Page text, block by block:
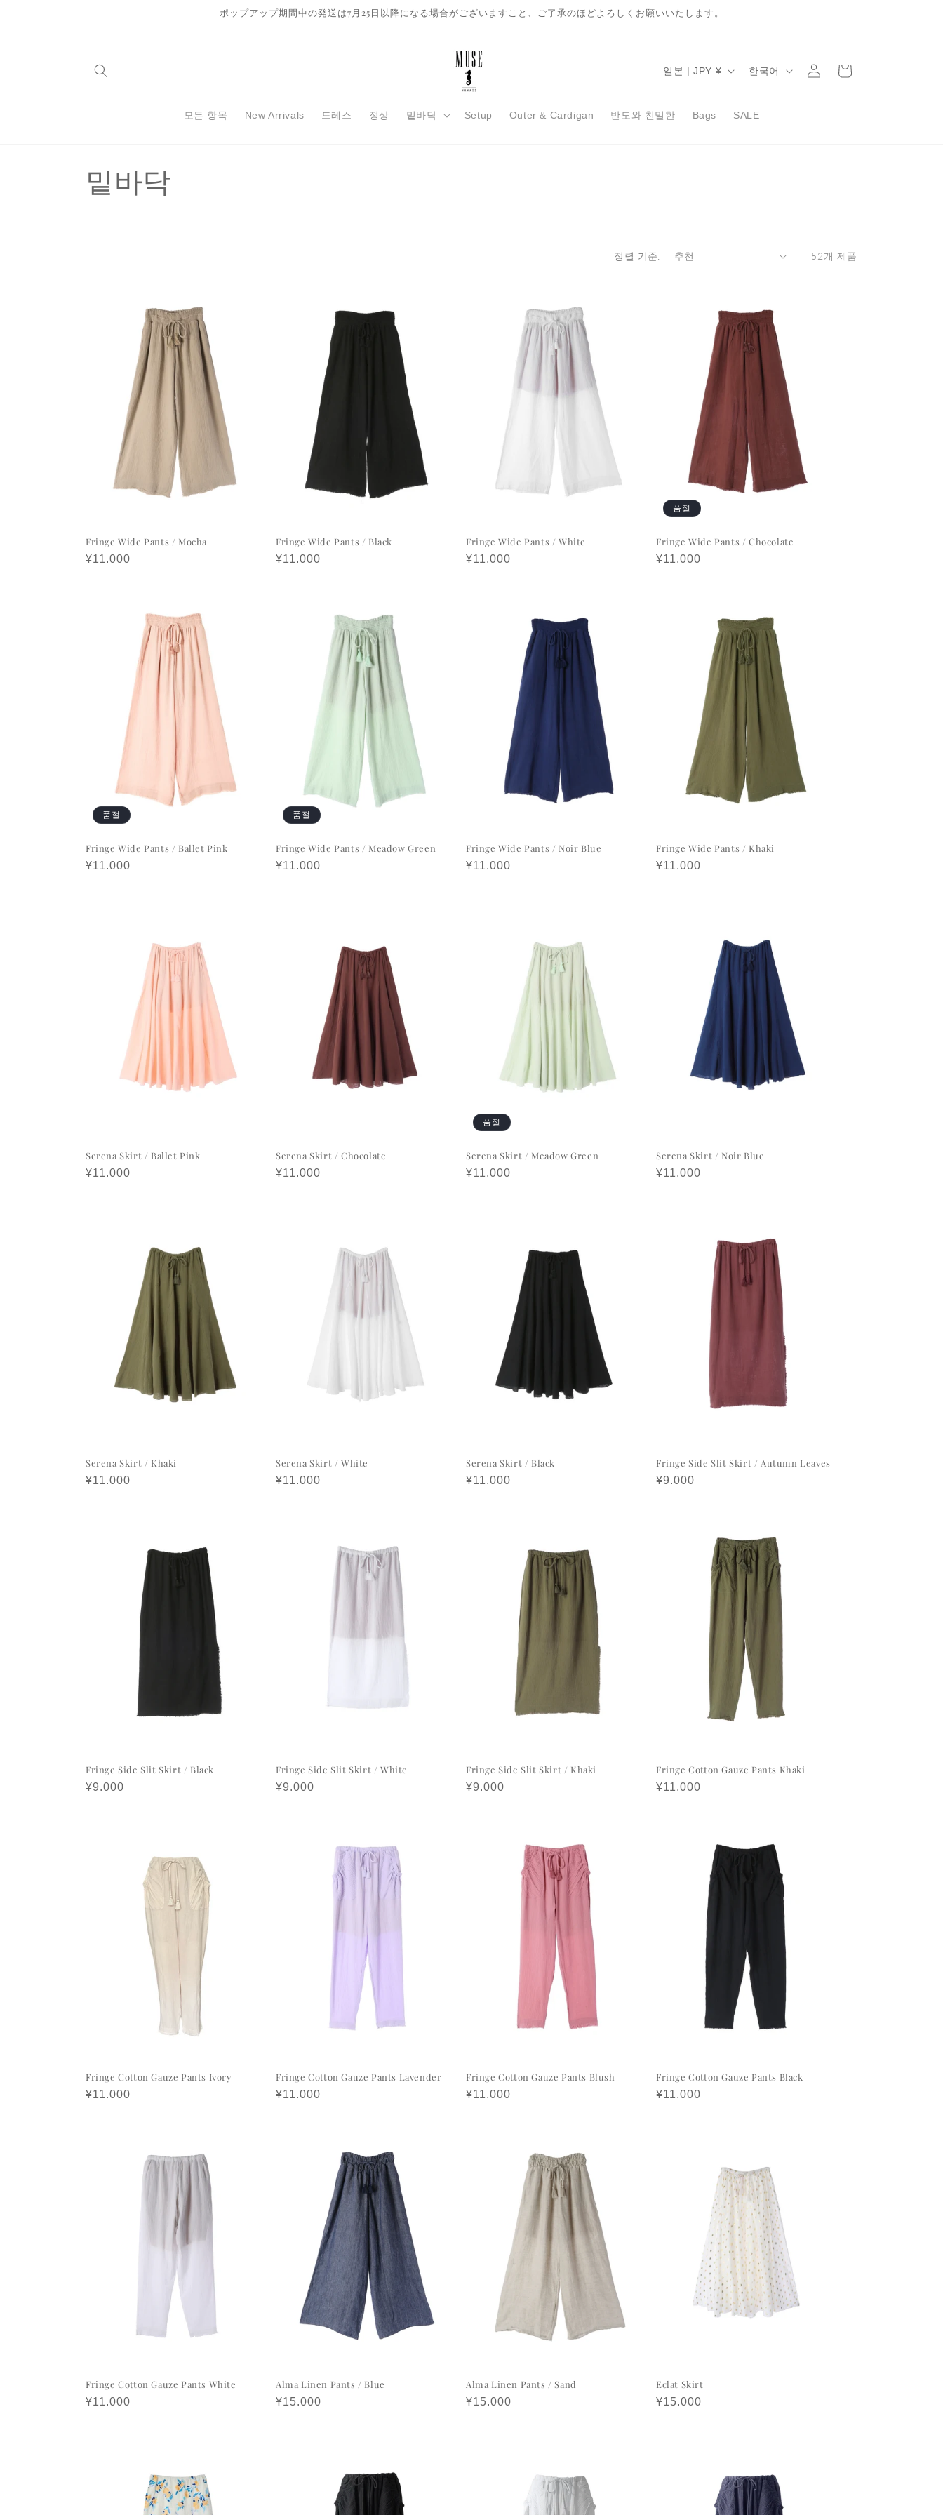
ポップアップ期間中の発送は7月25日以降になる場合がございますこと、ご了承のほどよろしくお願いいたします。
모든 항목 New Arrivals 드레스 정상 밑바닥 Setup Outer & Cardigan 반도와 친밀한 Bags SALE
국
/
일본 | JPY ¥
언
한국어
그
트
컬
밑바닥
정렬 기준: 52개 제품
Fringe Wide Pants / Mocha
정
¥11.000
Fringe Wide Pants / Black
정
¥11.000
Fringe Wide Pants / White
정
¥11.000
품절
Fringe Wide Pants / Chocolate
정
¥11.000
품절
Fringe Wide Pants / Ballet Pink
정
¥11.000
품절
Fringe Wide Pants / Meadow Green
정
¥11.000
Fringe Wide Pants / Noir Blue
정
¥11.000
Fringe Wide Pants / Khaki
정
¥11.000
Serena Skirt / Ballet Pink
정
¥11.000
Serena Skirt / Chocolate
정
¥11.000
품절
Serena Skirt / Meadow Green
정
¥11.000
Serena Skirt / Noir Blue
정
¥11.000
Serena Skirt / Khaki
정
¥11.000
Serena Skirt / White
정
¥11.000
Serena Skirt / Black
정
¥11.000
Fringe Side Slit Skirt / Autumn Leaves
정
¥9.000
Fringe Side Slit Skirt / Black
정
¥9.000
Fringe Side Slit Skirt / White
정
¥9.000
Fringe Side Slit Skirt / Khaki
정
¥9.000
Fringe Cotton Gauze Pants Khaki
정
¥11.000
Fringe Cotton Gauze Pants Ivory
정
¥11.000
Fringe Cotton Gauze Pants Lavender
정
¥11.000
Fringe Cotton Gauze Pants Blush
정
¥11.000
Fringe Cotton Gauze Pants Black
정
¥11.000
Fringe Cotton Gauze Pants White
정
¥11.000
Alma Linen Pants / Blue
정
¥15.000
Alma Linen Pants / Sand
정
¥15.000
Eclat Skirt
정
¥15.000